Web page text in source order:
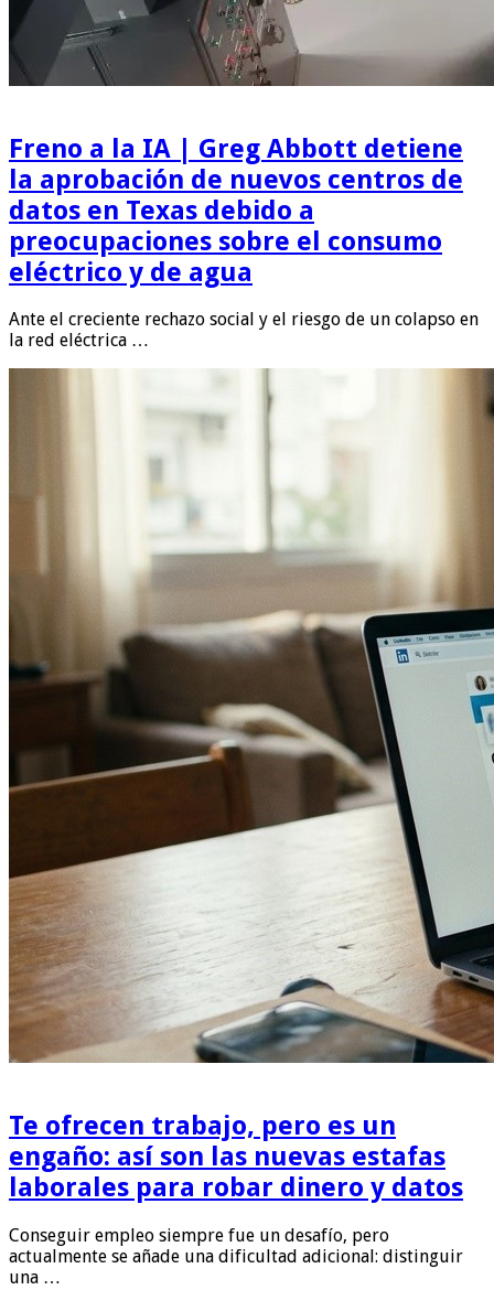
Freno a la IA | Greg Abbott detiene
la aprobación de nuevos centros de
datos en Texas debido a
preocupaciones sobre el consumo
eléctrico y de agua
Ante el creciente rechazo social y el riesgo de un colapso en
la red eléctrica …
Te ofrecen trabajo, pero es un
engaño: así son las nuevas estafas
laborales para robar dinero y datos
Conseguir empleo siempre fue un desafío, pero
actualmente se añade una dificultad adicional: distinguir
una …